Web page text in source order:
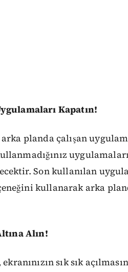
Kapatın!
arka planda çalışan
Son kullanılan
kullanarak arka
Alın!
sık sık